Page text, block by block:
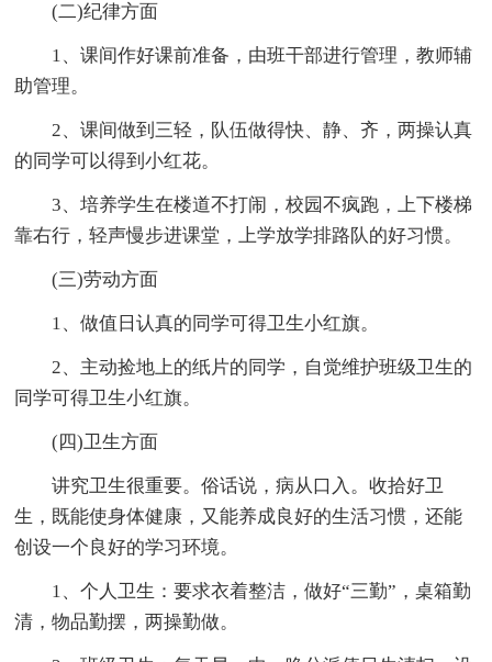
(二)纪律方面
1、课间作好课前准备，由班干部进行管理，教师辅
助管理。
2、课间做到三轻，队伍做得快、静、齐，两操认真
的同学可以得到小红花。
3、培养学生在楼道不打闹，校园不疯跑，上下楼梯
靠右行，轻声慢步进课堂，上学放学排路队的好习惯。
(三)劳动方面
1、做值日认真的同学可得卫生小红旗。
2、主动捡地上的纸片的同学，自觉维护班级卫生的
同学可得卫生小红旗。
(四)卫生方面
讲究卫生很重要。俗话说，病从口入。收拾好卫
生，既能使身体健康，又能养成良好的生活习惯，还能
创设一个良好的学习环境。
1、个人卫生：要求衣着整洁，做好“三勤”，桌箱勤
清，物品勤摆，两操勤做。